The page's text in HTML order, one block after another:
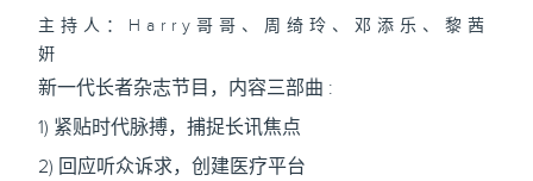
主持人：Harry哥哥、周绮玲、邓添乐、黎茜
姸
新一代长者杂志节目，内容三部曲 :
1) 紧贴时代脉搏，捕捉长讯焦点
2) 回应听众诉求，创建医疗平台